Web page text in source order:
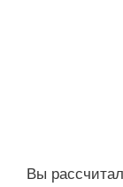
Вы